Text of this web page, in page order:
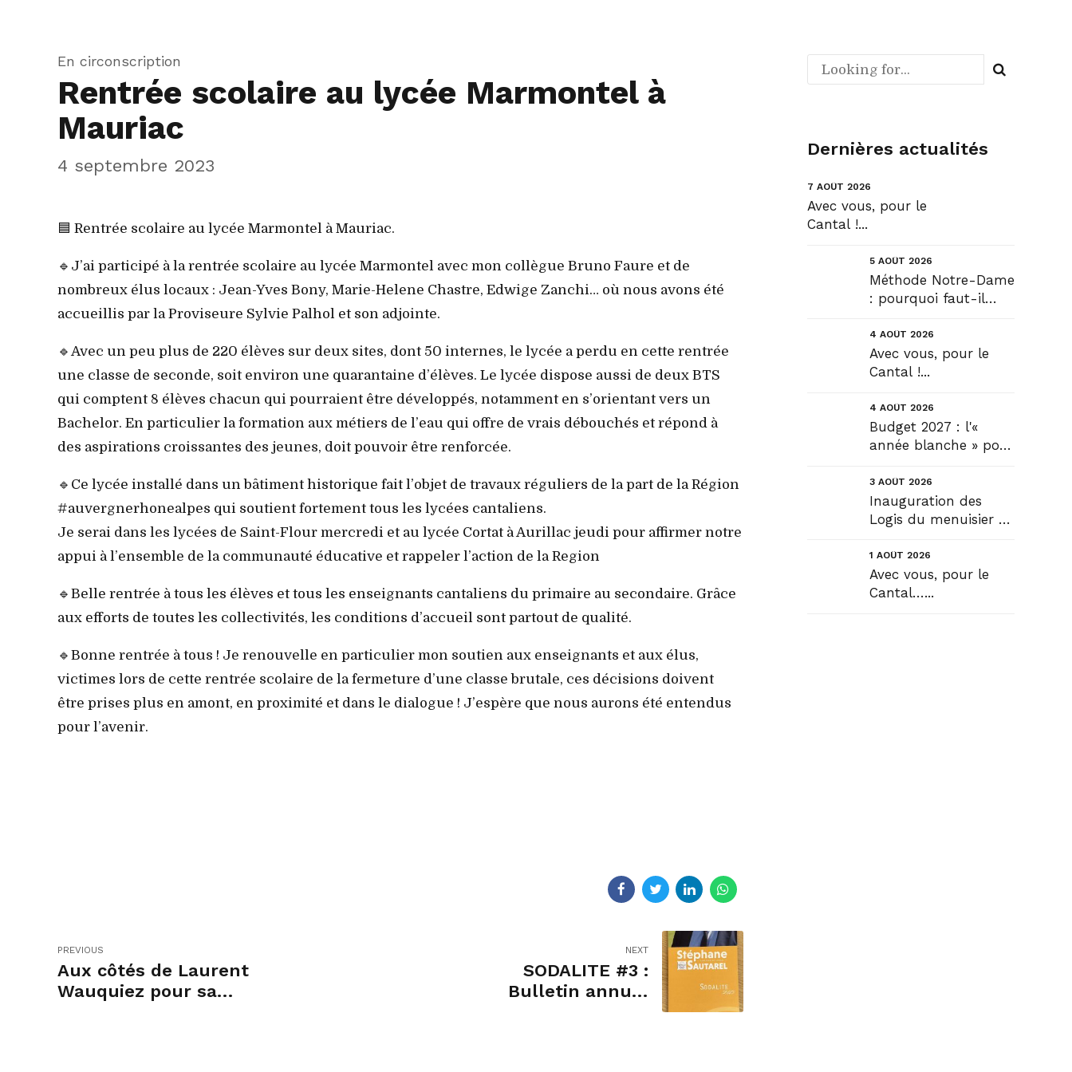
En circonscription
Rentrée scolaire au lycée Marmontel à
Mauriac
4 septembre 2023
🟦 Rentrée scolaire au lycée Marmontel à Mauriac.
🔹J’ai participé à la rentrée scolaire au lycée Marmontel avec mon collègue Bruno Faure et de
nombreux élus locaux : Jean-Yves Bony, Marie-Helene Chastre, Edwige Zanchi… où nous avons été
accueillis par la Proviseure Sylvie Palhol et son adjointe.
🔹Avec un peu plus de 220 élèves sur deux sites, dont 50 internes, le lycée a perdu en cette rentrée
une classe de seconde, soit environ une quarantaine d’élèves. Le lycée dispose aussi de deux BTS
qui comptent 8 élèves chacun qui pourraient être développés, notamment en s’orientant vers un
Bachelor. En particulier la formation aux métiers de l’eau qui offre de vrais débouchés et répond à
des aspirations croissantes des jeunes, doit pouvoir être renforcée.
🔹Ce lycée installé dans un bâtiment historique fait l’objet de travaux réguliers de la part de la Région
#auvergnerhonealpes qui soutient fortement tous les lycées cantaliens.
Je serai dans les lycées de Saint-Flour mercredi et au lycée Cortat à Aurillac jeudi pour affirmer notre
appui à l’ensemble de la communauté éducative et rappeler l’action de la Region
🔹Belle rentrée à tous les élèves et tous les enseignants cantaliens du primaire au secondaire. Grâce
aux efforts de toutes les collectivités, les conditions d’accueil sont partout de qualité.
🔹Bonne rentrée à tous ! Je renouvelle en particulier mon soutien aux enseignants et aux élus,
victimes lors de cette rentrée scolaire de la fermeture d’une classe brutale, ces décisions doivent
être prises plus en amont, en proximité et dans le dialogue ! J’espère que nous aurons été entendus
pour l’avenir.
PREVIOUS
Aux côtés de Laurent
Wauquiez pour sa
NEXT
SODALITE #3 :
Bulletin annuel
Dernières actualités
7 AOÛT 2026
Avec vous, pour le
Cantal !...
5 AOÛT 2026
Méthode Notre-Dame
: pourquoi faut-il
construire !? Allons
plus loin !...
4 AOÛT 2026
Avec vous, pour le
Cantal !...
4 AOÛT 2026
Budget 2027 : l'«
année blanche » pour
solution....
3 AOÛT 2026
Inauguration des
Logis du menuisier à
1 AOÛT 2026
Avec vous, pour le
Cantal…...